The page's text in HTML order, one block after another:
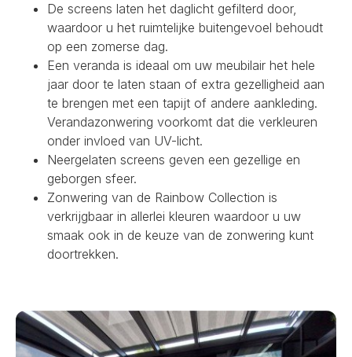
De screens laten het daglicht gefilterd door,
waardoor u het ruimtelijke buitengevoel behoudt
op een zomerse dag.
Een veranda is ideaal om uw meubilair het hele
jaar door te laten staan of extra gezelligheid aan
te brengen met een tapijt of andere aankleding.
Verandazonwering voorkomt dat die verkleuren
onder invloed van UV-licht.
Neergelaten screens geven een gezellige en
geborgen sfeer.
Zonwering van de Rainbow Collection is
verkrijgbaar in allerlei kleuren waardoor u uw
smaak ook in de keuze van de zonwering kunt
doortrekken.